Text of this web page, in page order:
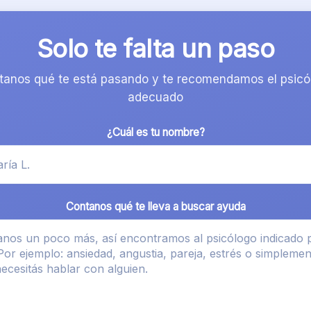
Solo te falta un paso
qué te está pasando y te recomendamos el
adecuado
¿Cuál es tu nombre?
Contanos qué te lleva a buscar ayuda